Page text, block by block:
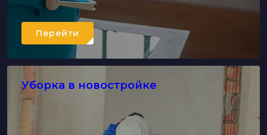
Перейти
Уборка в новостройке